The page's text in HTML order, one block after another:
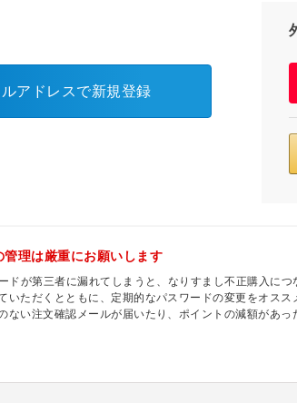
ルアドレスで新規登録
理は厳重にお願いします
ドが第三者に漏れてしまうと、なりすまし不正購入につ
いただくとともに、定期的なパスワードの変更をオス
ない注文確認メールが届いたり、ポイントの減額があ